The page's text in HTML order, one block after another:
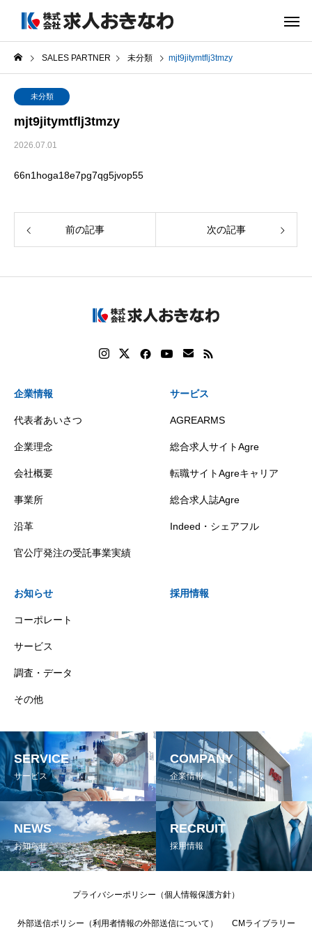
SALES PARTNER 未分類 mjt9jitymtflj3tmzy
未分類
mjt9jitymtflj3tmzy
2026.07.01
66n1hoga18e7pg7qg5jvop55
前の記事 次の記事
企業情報
代表者あいさつ
企業理念
会社概要
事業所
沿革
官公庁発注の受託事業実績
サービス
AGREARMS
総合求人サイトAgre
転職サイトAgreキャリア
総合求人誌Agre
Indeed・シェアフル
お知らせ
コーポレート
サービス
調査・データ
その他
採用情報
SERVICE
サービス
COMPANY
企業情報
NEWS
お知らせ
RECRUIT
採用情報
プライバシーポリシー（個人情報保護方針）
外部送信ポリシー（利用者情報の外部送信について） CMライブラリー